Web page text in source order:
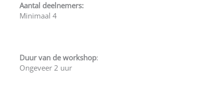
Aantal deelnemers:
Minimaal 4
Duur van de workshop:
Ongeveer 2 uur